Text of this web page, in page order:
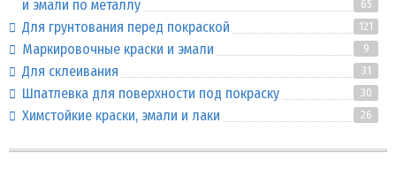
и эмали по металлу
65
Для грунтования перед покраской 121
Маркировочные краски и эмали 9
Для склеивания 31
Шпатлевка для поверхности под покраску 30
Химстойкие краски, эмали и лаки 26